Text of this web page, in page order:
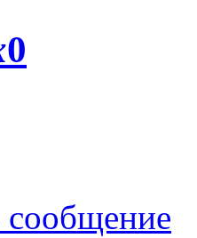
0
сообщение